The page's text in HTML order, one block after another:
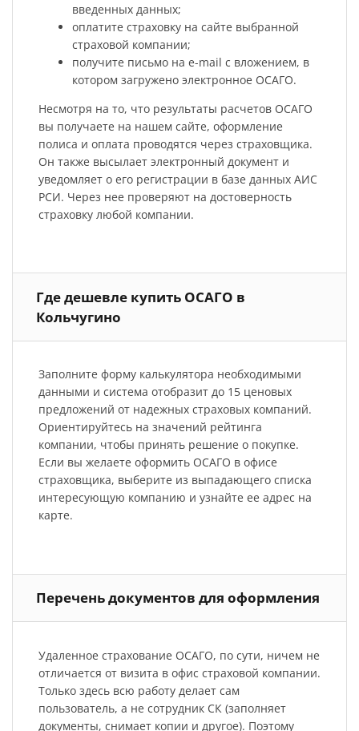
введенных данных;
оплатите страховку на сайте выбранной
страховой компании;
получите письмо на e-mail с вложением, в
котором загружено электронное ОСАГО.
Несмотря на то, что результаты расчетов ОСАГО
вы получаете на нашем сайте, оформление
полиса и оплата проводятся через страховщика.
Он также высылает электронный документ и
уведомляет о его регистрации в базе данных АИС
РСИ. Через нее проверяют на достоверность
страховку любой компании.
Где дешевле купить ОСАГО в
Кольчугино
Заполните форму калькулятора необходимыми
данными и система отобразит до 15 ценовых
предложений от надежных страховых компаний.
Ориентируйтесь на значений рейтинга
компании, чтобы принять решение о покупке.
Если вы желаете оформить ОСАГО в офисе
страховщика, выберите из выпадающего списка
интересующую компанию и узнайте ее адрес на
карте.
Перечень документов для оформления
Удаленное страхование ОСАГО, по сути, ничем не
отличается от визита в офис страховой компании.
Только здесь всю работу делает сам
пользователь, а не сотрудник СК (заполняет
документы, снимает копии и другое). Поэтому